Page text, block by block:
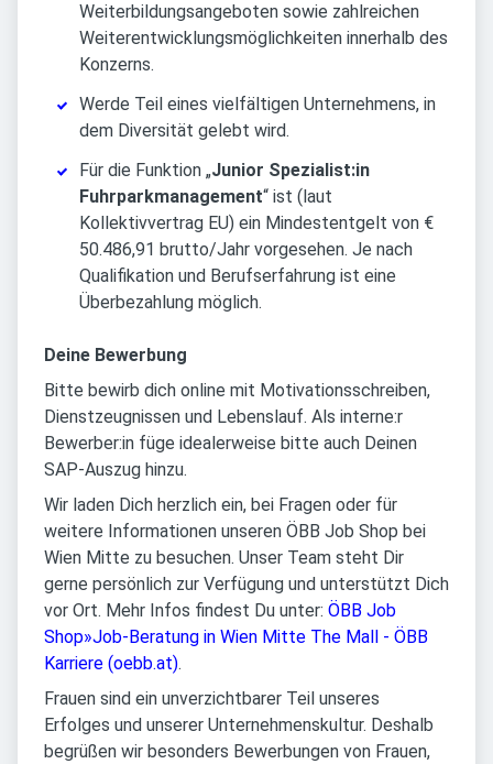
Weiterbildungsangeboten sowie zahlreichen
Weiterentwicklungsmöglichkeiten innerhalb des
Konzerns.
Werde Teil eines vielfältigen Unternehmens, in
dem Diversität gelebt wird.
Für die Funktion „Junior Spezialist:in
Fuhrparkmanagement“ ist (laut
Kollektivvertrag EU) ein Mindestentgelt von €
50.486,91 brutto/Jahr vorgesehen. Je nach
Qualifikation und Berufserfahrung ist eine
Überbezahlung möglich.
Deine Bewerbung
Bitte bewirb dich online mit Motivationsschreiben,
Dienstzeugnissen und Lebenslauf. Als interne:r
Bewerber:in füge idealerweise bitte auch Deinen
SAP-Auszug hinzu.
Wir laden Dich herzlich ein, bei Fragen oder für
weitere Informationen unseren ÖBB Job Shop bei
Wien Mitte zu besuchen. Unser Team steht Dir
gerne persönlich zur Verfügung und unterstützt Dich
vor Ort. Mehr Infos findest Du unter: ÖBB Job
Shop»Job-Beratung in Wien Mitte The Mall - ÖBB
Karriere (oebb.at).
Frauen sind ein unverzichtbarer Teil unseres
Erfolges und unserer Unternehmenskultur. Deshalb
begrüßen wir besonders Bewerbungen von Frauen,